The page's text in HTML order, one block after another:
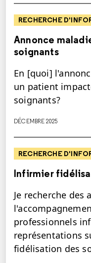
RECHERCHE
Annonce
soignants
En [quoi]
un patient
soignants?
DÉCEMBRE 2025
RECHERCHE
Infirmier
Je recherche des
professionnels
représentations
fidélisation des